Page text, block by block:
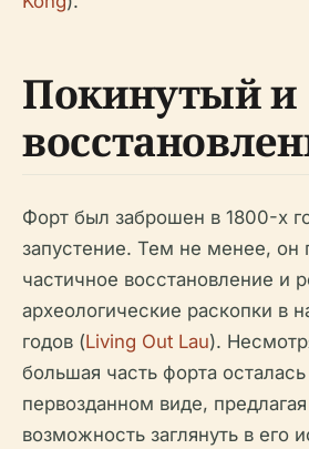
Покинутый и
Форт был заброшен в 1800-х
запустение. Тем не менее, он
частичное восстановление и
археологические раскопки в
годов (Living Out Lau).
большая часть форта
первозданном виде,
возможность заглянуть в его